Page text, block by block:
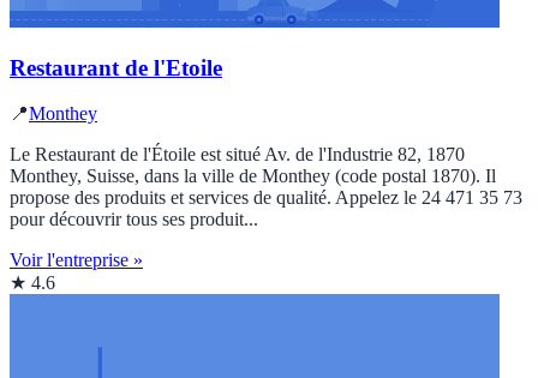
Restaurant de l'Etoile
📍Monthey
Le Restaurant de l'Étoile est situé Av. de l'Industrie 82, 1870
Monthey, Suisse, dans la ville de Monthey (code postal 1870). Il
propose des produits et services de qualité. Appelez le 24 471 35 73
pour découvrir tous ses produit...
Voir l'entreprise »
★ 4.6